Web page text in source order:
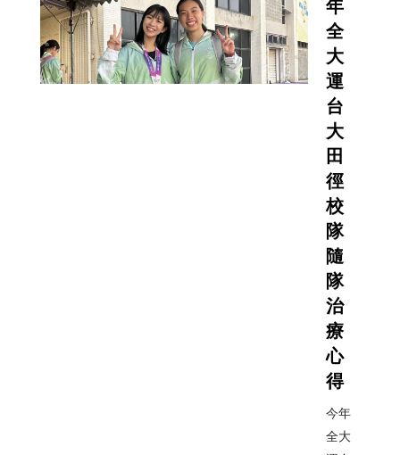
年
全
大
運
台
大
田
徑
校
隊
隨
隊
治
療
心
得
今年
全大